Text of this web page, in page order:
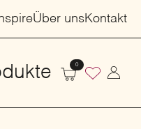
Über unsKontakt
0